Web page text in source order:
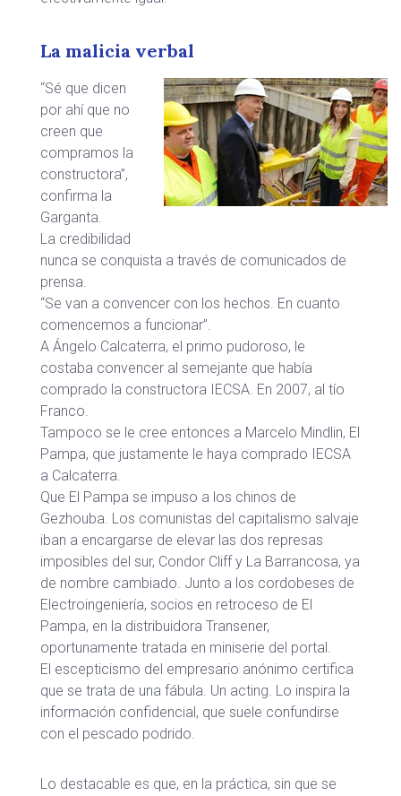
La malicia verbal
“Sé que dicen
por ahí que no
creen que
compramos la
constructora”,
confirma la
Garganta.
La credibilidad
nunca se conquista a través de comunicados de
prensa.
“Se van a convencer con los hechos. En cuanto
comencemos a funcionar”.
A Ángelo Calcaterra, el primo pudoroso, le
costaba convencer al semejante que había
comprado la constructora IECSA. En 2007, al tío
Franco.
Tampoco se le cree entonces a Marcelo Mindlin, El
Pampa, que justamente le haya comprado IECSA
a Calcaterra.
Que El Pampa se impuso a los chinos de
Gezhouba. Los comunistas del capitalismo salvaje
iban a encargarse de elevar las dos represas
imposibles del sur, Condor Cliff y La Barrancosa, ya
de nombre cambiado. Junto a los cordobeses de
Electroingeniería, socios en retroceso de El
Pampa, en la distribuidora Transener,
oportunamente tratada en miniserie del portal.
El escepticismo del empresario anónimo certifica
que se trata de una fábula. Un acting. Lo inspira la
información confidencial, que suele confundirse
con el pescado podrido.
Lo destacable es que, en la práctica, sin que se